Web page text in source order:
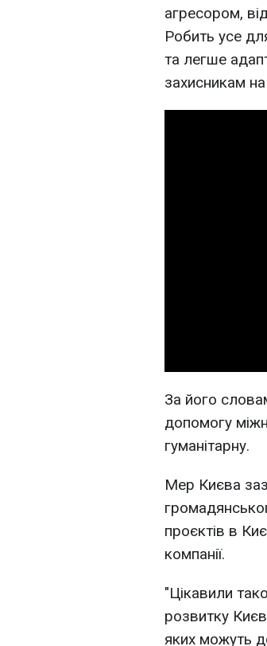
агресором,
Робить усе
та легше
захисникам
За його
допомогу
гуманітарну.
Мер Києва
проєктів в
компанії.
"Цікавили
розвитку
яких можуть